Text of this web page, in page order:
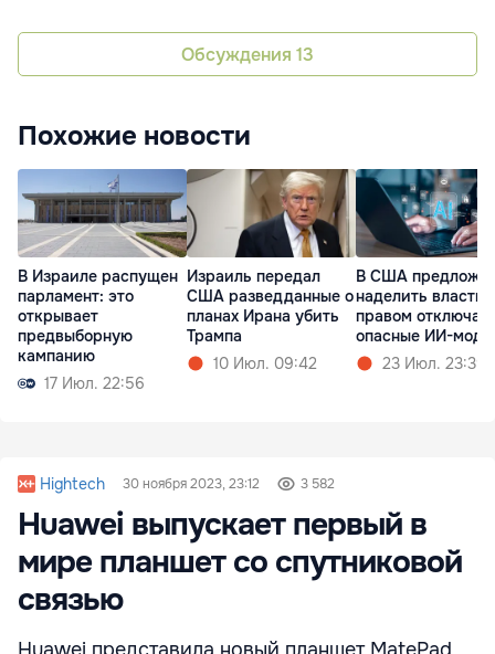
Обсуждения 13
Похожие новости
В Израиле распущен
парламент: это
открывает
предвыборную
кампанию
17 Июл. 22:56
Израиль передал
США разведданные о
планах Ирана убить
Трампа
10 Июл. 09:42
В США
наделить власти
правом
опасные ИИ-
23 Июл. 23:39
Hightech 30 ноября 2023, 23:12 3 582
Huawei выпускает первый в
мире планшет со спутниковой
связью